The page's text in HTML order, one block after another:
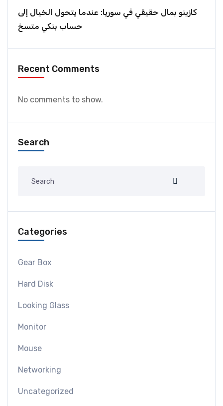
كازينو بمال حقيقي في سوريا: عندما يتحول الخيال إلى
حساب بنكي متسخ
Recent Comments
No comments to show.
Search
Categories
Gear Box
Hard Disk
Looking Glass
Monitor
Mouse
Networking
Uncategorized